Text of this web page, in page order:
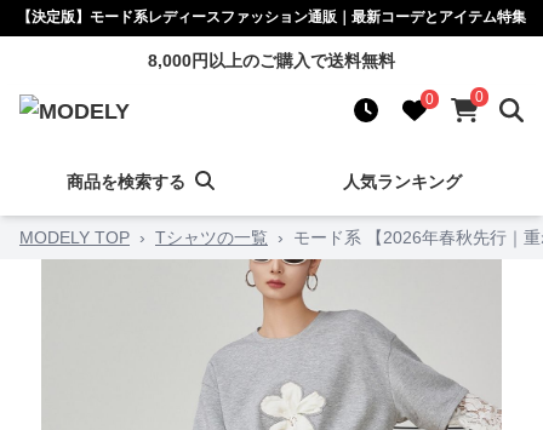
【決定版】モード系レディースファッション通販｜最新コーデとアイテム特集
8,000円以上のご購入で送料無料
0 0
商品を検索する 人気ランキング
MODELY TOP › Tシャツの一覧 › モード系 【2026年春秋先行｜